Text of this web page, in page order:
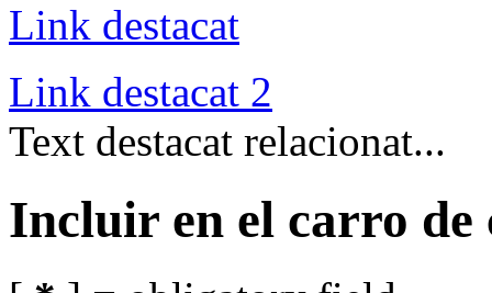
Link destacat
Link destacat 2
Text destacat relacionat...
Incluir en el carro de